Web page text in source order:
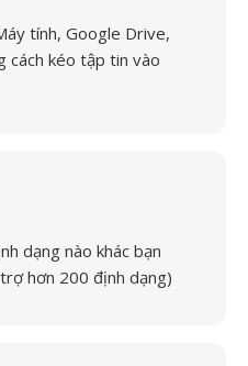
tính, Google Drive,
cách kéo tập tin vào
dạng nào khác bạn
hơn 200 định dạng)